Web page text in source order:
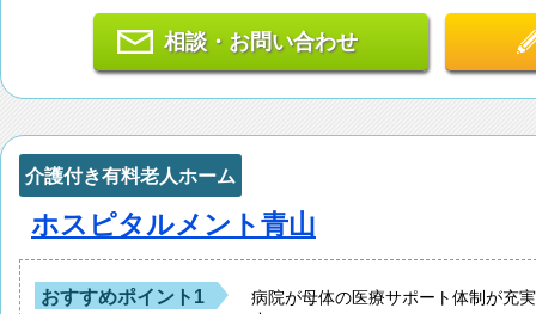
相談・お問い合わせ
介護付き有料老人ホーム
ホスピタルメント青山
おすすめポイント1
病院が母体の医療サポート体制が充